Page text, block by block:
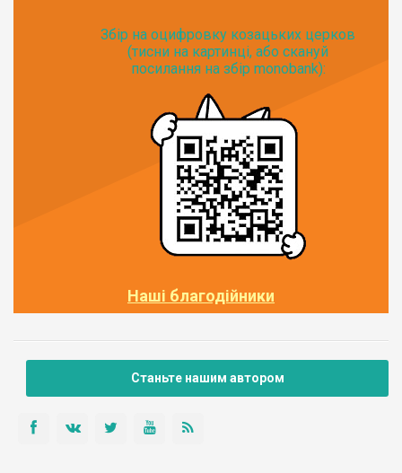
Збір на оцифровку козацьких церков
(тисни на картинці, або скануй
посилання на збір monobank):
Наші благодійники
Станьте нашим автором